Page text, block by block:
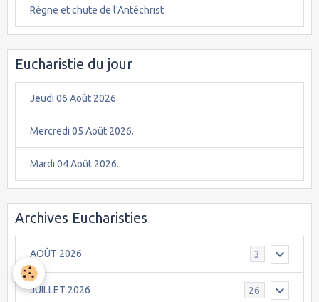
Règne et chute de l'Antéchrist
Eucharistie du jour
Jeudi 06 Août 2026.
Mercredi 05 Août 2026.
Mardi 04 Août 2026.
Archives Eucharisties
AOÛT 2026 3
JUILLET 2026 26